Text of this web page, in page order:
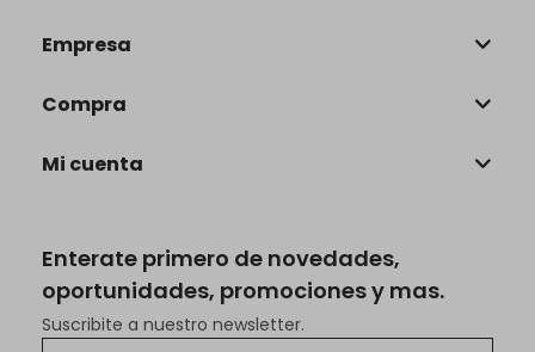
Enterate primero de novedades,
oportunidades, promociones y mas.
Suscribite a nuestro newsletter.
Empresa
Compra
Mi cuenta